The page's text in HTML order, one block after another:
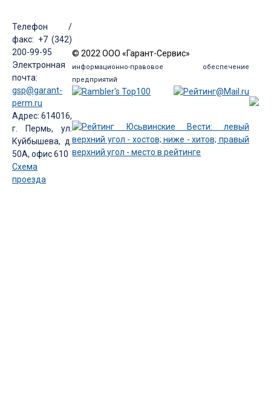
Телефон /
факс: +7 (342)
200-99-95
Электронная
почта:
gsp@garant-
perm.ru
Адрес: 614016,
г. Пермь, ул.
Куйбышева, д.
50А, офис 610
Схема
проезда
© 2022 ООО «Гарант-Сервис»
информационно-правовое обеспечение
предприятий